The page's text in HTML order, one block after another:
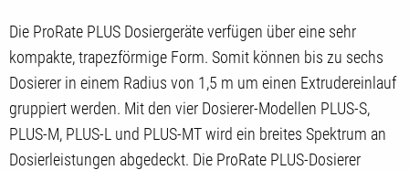
Die ProRate PLUS Dosiergeräte verfügen über eine sehr
kompakte, trapezförmige Form. Somit können bis zu sechs
Dosierer in einem Radius von 1,5 m um einen Extrudereinlauf
gruppiert werden. Mit den vier Dosierer-Modellen PLUS-S,
PLUS-M, PLUS-L und PLUS-MT wird ein breites Spektrum an
Dosierleistungen abgedeckt. Die ProRate PLUS-Dosierer